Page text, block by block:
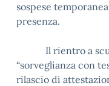
sospese
presenza.
Il rientro a
“sorveglianza con
rilascio di